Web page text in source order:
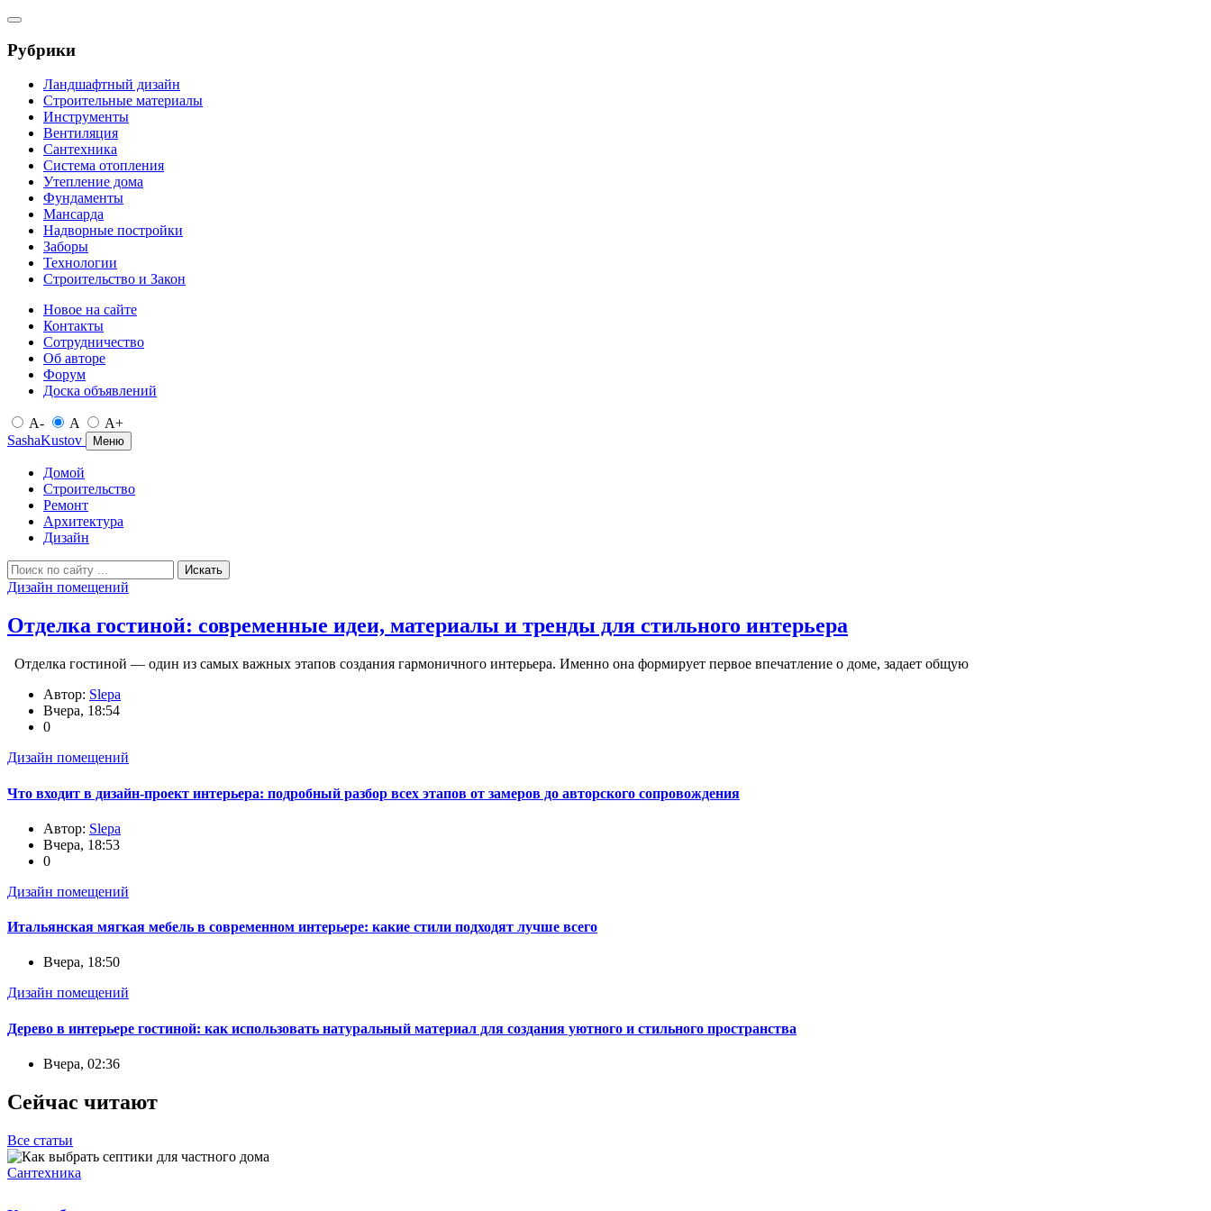
Рубрики
Ландшафтный дизайн
Строительные материалы
Инструменты
Вентиляция
Сантехника
Система отопления
Утепление дома
Фундаменты
Мансарда
Надворные постройки
Заборы
Технологии
Строительство и Закон
Новое на сайте
Контакты
Сотрудничество
Об авторе
Форум
Доска объявлений
A- A
A+
SashaKustov
Меню
Домой
Строительство
Ремонт
Архитектура
Дизайн
Искать
Дизайн помещений
Отделка гостиной: современные идеи, материалы и тренды для стильного интерьера
Отделка гостиной — один из самых важных этапов создания гармоничного интерьера. Именно она формирует первое впечатление о доме, задает общую
Автор: Slepa
Вчера, 18:54
0
Дизайн помещений
Что входит в дизайн-проект интерьера: подробный разбор всех этапов от замеров до авторского сопровождения
Автор: Slepa
Вчера, 18:53
0
Дизайн помещений
Итальянская мягкая мебель в современном интерьере: какие стили подходят лучше всего
Вчера, 18:50
Дизайн помещений
Дерево в интерьере гостиной: как использовать натуральный материал для создания уютного и стильного пространства
Вчера, 02:36
Сейчас читают
Все статьи
Сантехника